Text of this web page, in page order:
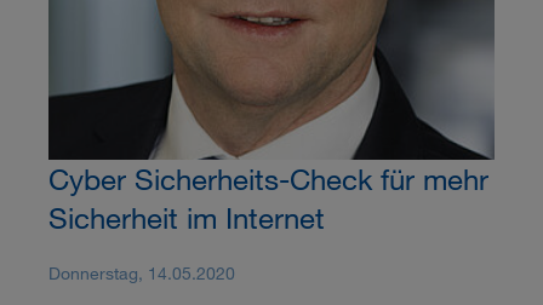
Cyber Sicherheits-Check für mehr
Sicherheit im Internet
Donnerstag, 14.05.2020